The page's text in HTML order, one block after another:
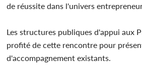
de réussite dans l'univers
Les structures publiques d'appui aux
profité de cette rencontre pour
d'accompagnement existants.